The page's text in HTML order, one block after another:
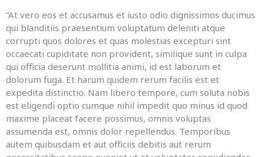
“At vero eos et accusamus et iusto odio dignissimos ducimus
qui blanditiis praesentium voluptatum deleniti atque
corrupti quos dolores et quas molestias excepturi sint
occaecati cupiditate non provident, similique sunt in culpa
qui officia deserunt mollitia animi, id est laborum et
dolorum fuga. Et harum quidem rerum facilis est et
expedita distinctio. Nam libero tempore, cum soluta nobis
est eligendi optio cumque nihil impedit quo minus id quod
maxime placeat facere possimus, omnis voluptas
assumenda est, omnis dolor repellendus. Temporibus
autem quibusdam et aut officiis debitis aut rerum